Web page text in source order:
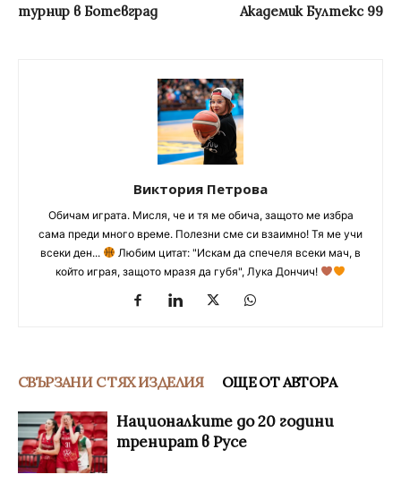
турнир в Ботевград
Академик Бултекс 99
Виктория Петрова
Обичам играта. Мисля, че и тя ме обича, защото ме избра
сама преди много време. Полезни сме си взаимно! Тя ме учи
всеки ден...
Любим цитат: "Искам да спечеля всеки мач, в
който играя, защото мразя да губя", Лука Дончич!
СВЪРЗАНИ С ТЯХ ИЗДЕЛИЯ ОЩЕ ОТ АВТОРА
Националките до 20 години
тренират в Русе